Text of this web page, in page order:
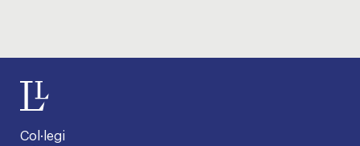
Col·legi